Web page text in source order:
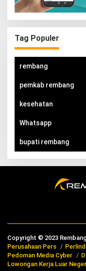
Tag Populer
rembang
pemkab rembang
kesehatan
Whatsapp
bupati rembang
Copyright © 2023
Perusahaan Pers
Pedoman Media Cyber
Lowongan Kerja Luar